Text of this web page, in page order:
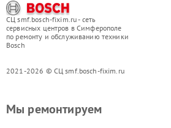
СЦ smf.bosch-fixim.ru - сеть
сервисных центров в Симферополе
по ремонту и обслуживанию техники
Bosch
2021-2026 © СЦ smf.bosch-fixim.ru
Мы ремонтируем